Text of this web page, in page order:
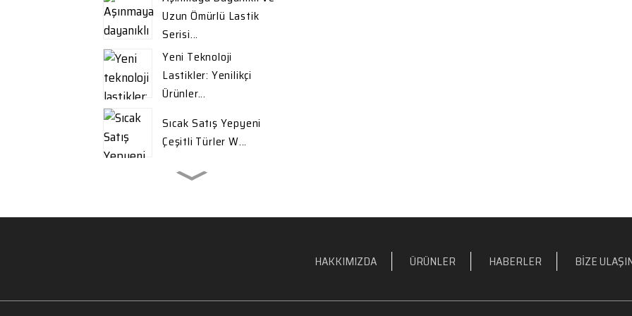
Uzun Ömürlü Lastik
Serisi...
Yeni Teknoloji
Lastikler: Yenilikçi
Ürünler...
Sıcak Satış Yepyeni
Çeşitli Türler W...
İhracat İçin Yüksek
Valve Landcruiser 4.2
HAKKIMIZDA ÜRÜNLER HABERLER BIZE